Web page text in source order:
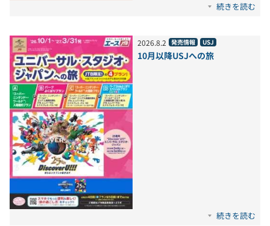
続きを読む
2026.8.2 発売情報 USJ
10月以降USJへの旅
続きを読む